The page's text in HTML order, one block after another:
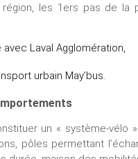
les 1ers pas de la
Laval Agglomération,
urbain May’bus.
un « système-vélo
pôles permettant